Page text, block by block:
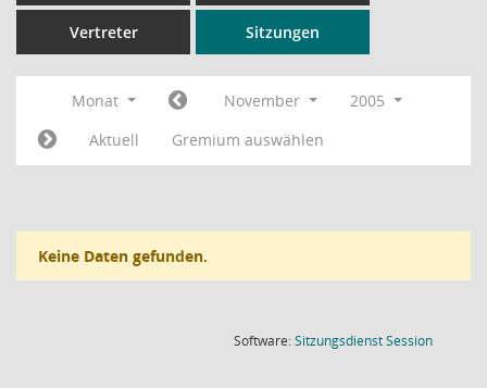
Vertreter Sitzungen
Monat November
2005
Aktuell
Gremium auswählen
Keine Daten gefunden.
Software:SitzungsdienstSession(Wird in